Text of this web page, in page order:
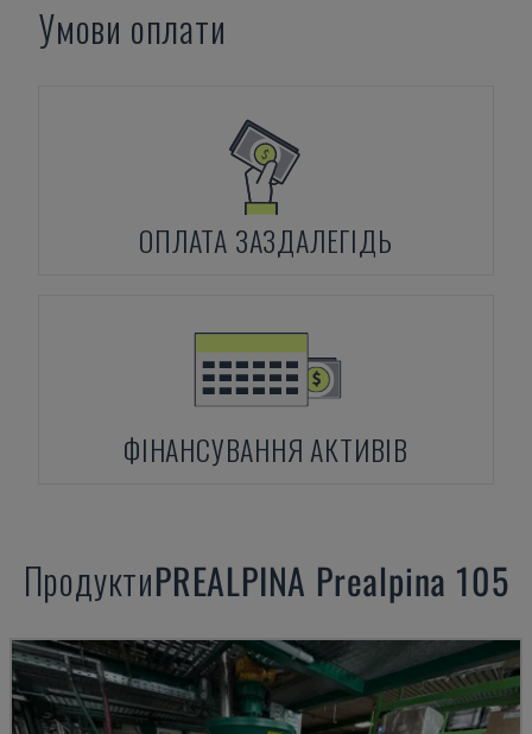
Умови оплати
ОПЛАТА ЗАЗДАЛЕГІДЬ
ФІНАНСУВАННЯ АКТИВІВ
ПродуктиPREALPINA Prealpina 105